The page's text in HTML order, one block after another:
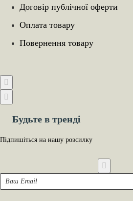
Договір публічної оферти
Оплата товару
Повернення товару
Будьте в тренді
Підпишіться на нашу розсилку